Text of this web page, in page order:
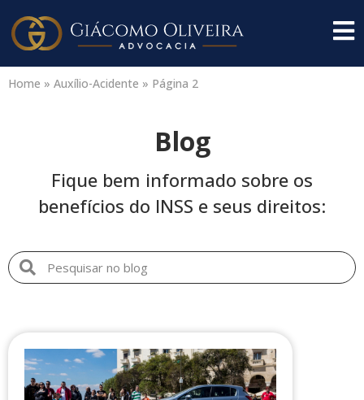
Home » Auxílio-Acidente » Página 2
Blog
Fique bem informado sobre os
benefícios do INSS e seus direitos: